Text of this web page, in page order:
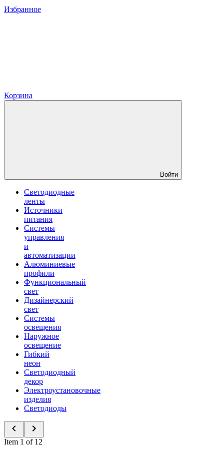
Избранное
Корзина
Войти
Светодиодные
ленты
Источники
питания
Системы
управления
и
автоматизации
Алюминиевые
профили
Функциональный
свет
Дизайнерский
свет
Системы
освещения
Наружное
освещение
Гибкий
неон
Светодиодный
декор
Электроустановочные
изделия
Светодиоды
Item 1 of 12